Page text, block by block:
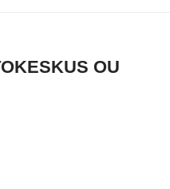
OU